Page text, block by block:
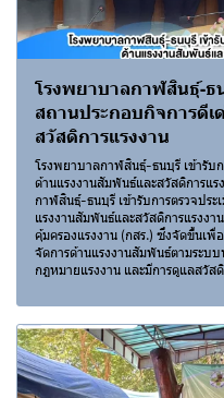
โรงพยาบาลกาฬสินธุ์-ธ
สถานประกอบกิจการดี
สวัสดิการแรงงาน
โรงพยาบาลกาฬสินธุ์-ธนบุรี เข้ารับ
ด้านแรงงานสัมพันธ์และสวัสดิการแ
กาฬสินธุ์-ธนบุรี เข้ารับการตรวจปร
แรงงานสัมพันธ์และสวัสดิการแรงงา
คุ้มครองแรงงาน (กสร.) ซึ่งจัดขึ้นเ
จัดการด้านแรงงานสัมพันธ์ตามระบ
กฎหมายแรงงาน และมีการดูแลสวัส